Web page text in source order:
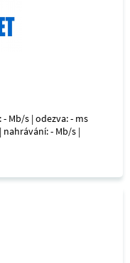
Mb/s | odezva: - ms
nahrávání: - Mb/s |